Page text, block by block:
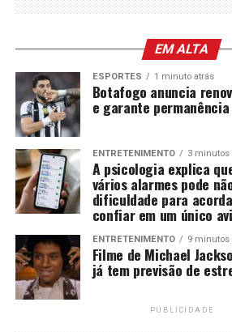
EM ALTA
ESPORTES 1 minuto atrás
Botafogo anuncia
e garante
ENTRETENIMENTO 3 minutos
A psicologia explica
vários alarmes pode
dificuldade para
confiar em um único
ENTRETENIMENTO 9 minutos
Filme de Michael
já tem previsão de
PUBLICIDADE